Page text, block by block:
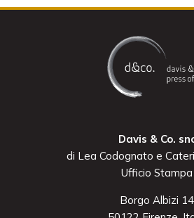
Davis & Co.
di Lea Codognato e
Ufficio Stampa
Borgo Albizi 14